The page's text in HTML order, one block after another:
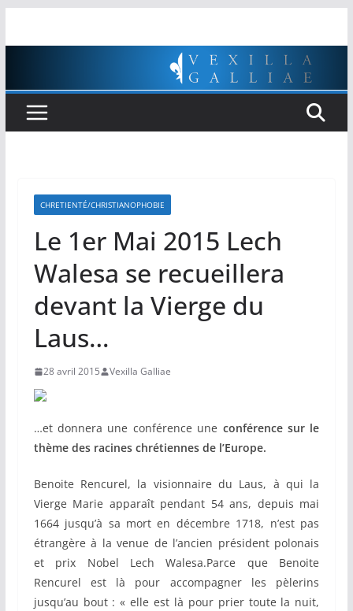
CHRETIENTÉ/CHRISTIANOPHOBIE
Le 1er Mai 2015 Lech
Walesa se recueillera
devant la Vierge du
Laus…
28 avril 2015 Vexilla Galliae
…et donnera une conférence une conférence sur le
thème des racines chrétiennes de l’Europe.
Benoite Rencurel, la visionnaire du Laus, à qui la
Vierge Marie apparaît pendant 54 ans, depuis mai
1664 jusqu’à sa mort en décembre 1718, n’est pas
étrangère à la venue de l’ancien président polonais
et prix Nobel Lech Walesa.Parce que Benoite
Rencurel est là pour accompagner les pèlerins
jusqu’au bout : « elle est là pour prier toute la nuit,